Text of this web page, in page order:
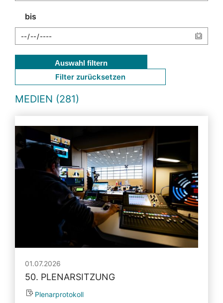
bis
Auswahl filtern
Filter zurücksetzen
MEDIEN (281)
01.07.2026
50. PLENARSITZUNG
Plenarprotokoll